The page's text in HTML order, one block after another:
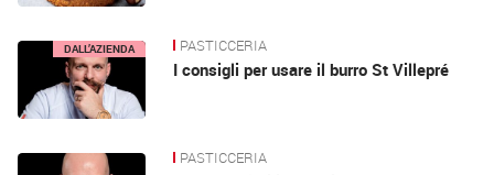
DALL’AZIENDA PASTICCERIA
I consigli per usare il burro St Villepré
PASTICCERIA